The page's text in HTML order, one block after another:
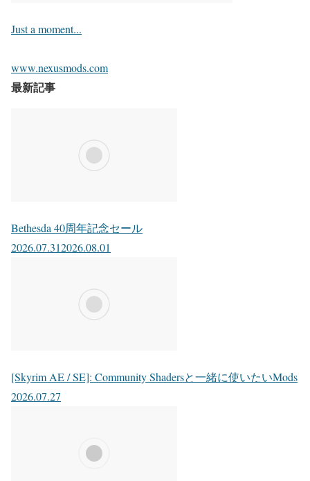
Just a moment...
www.nexusmods.com
最新記事
Bethesda 40周年記念セール
2026.07.312026.08.01
[Skyrim AE / SE]: Community Shadersと一緒に使いたいMods
2026.07.27